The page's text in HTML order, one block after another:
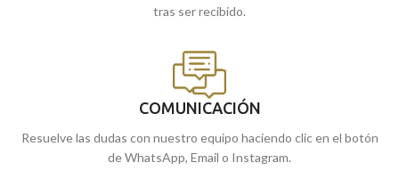
tras ser recibido.
COMUNICACIÓN
Resuelve las dudas con nuestro equipo haciendo clic en el botón
de WhatsApp, Email o Instagram.